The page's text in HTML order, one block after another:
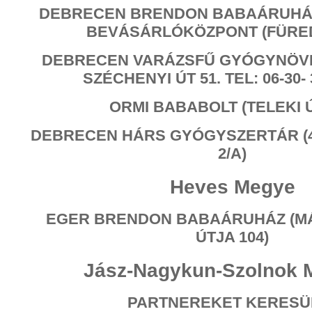
DEBRECEN BRENDON
BEVÁSÁRLÓKÖZPONT
DEBRECEN VARÁZSFŰ
SZÉCHENYI ÚT 51. TEL: 06-30-
ORMI BABABOLT (TELEKI
DEBRECEN HÁRS GYÓGYSZERTÁR
2/A)
Heves Megye
EGER BRENDON BABAÁRUHÁZ
ÚTJA 104)
Jász-Nagykun-
PARTNEREKET